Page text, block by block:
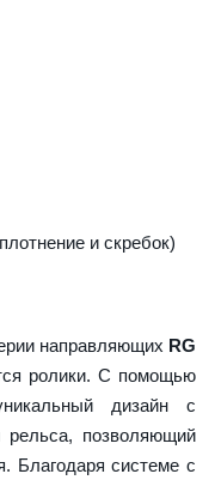
и скребок)
направляющих RG
ролики. С помощью
дизайн с
рельса, позволяющий
Благодаря системе с